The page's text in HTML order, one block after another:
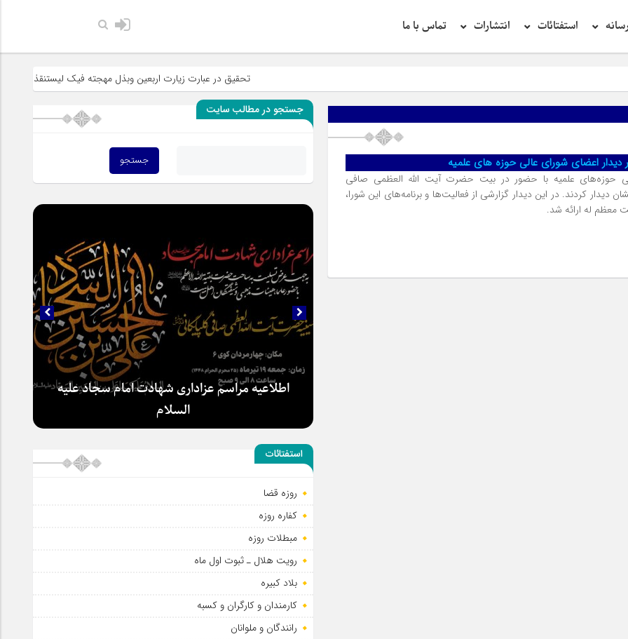
استفتائات انتشارات تماس با ما
تحقیق در عبارت زیارت اربعین وبذل مهجته فیک لیستنقذ عبادک من
اعضای شورای عالی حوزه های علمیه
حوزه‌های علمیه با حضور در بیت حضرت آیت الله العظمی صافی
دیدار کردند. در این دیدار گزارشی از فعالیت‌ها و برنامه‌های این شورا،
معظم له ارائه شد.
جستجو در مطالب سایت
اطلاعیه مراسم عزاداری شهادت امام سجاد علیه
السلام
استفتائات
روزه قضا
کفاره روزه
مبطلات روزه
رویت هلال ـ ثبوت اول ماه
بلاد کبیره
کارمندان و کارگران و کسبه
رانندگان و ملوانان